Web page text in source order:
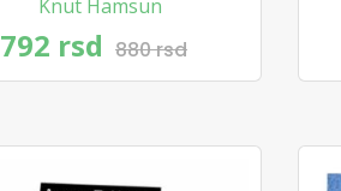
Knut Hamsun
792 rsd 880 rsd